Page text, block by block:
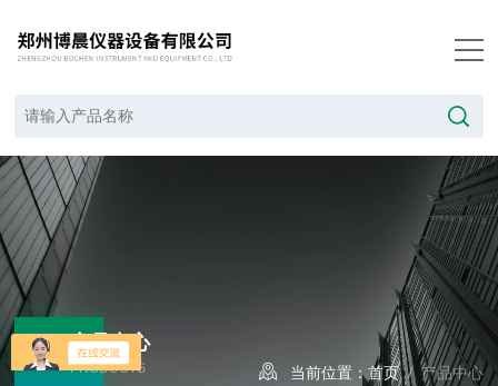
产品中心
PRODUCTS 当前位置：首页/ 产品中心